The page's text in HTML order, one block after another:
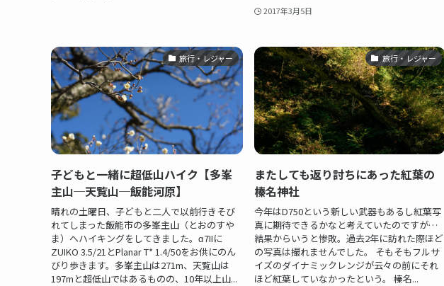
2017年3月5日
旅行・レジャー
子どもと一緒に超低山ハイク【多峯
主山─天覧山─飯能河原】
晴れの土曜日、子どもと二人で以前行きそび
れてしまった飯能市の多峯主山（とおのすや
ま）へハイキングをしてきました。α7IIに
ZUIKO 3.5/21とPlanar T* 1.4/50をお供にのん
びり歩きます。多峯主山は271m、天覧山は
197mと超低山ではあるものの、10年以上山...
旅行・レジャー
またしても返り討ちにあった紅葉の
榛名神社
今年はD750という新しい武器もあるし紅葉写
真に期待できるかなと考えていたのですが…
結果からいうと惨敗。過去2年に訪れた際ほど
の写真は撮れませんでした。 そもそもフルサ
イズのダイナミックレンジが云々の前にそれ
ほど紅葉していなかったという。 榛名...